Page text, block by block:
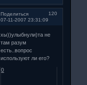
Поделиться
120
07-11-2007 23:31:09
хы))улыбнули)та не
там разум
есть..вопрос
используют ли его?
0